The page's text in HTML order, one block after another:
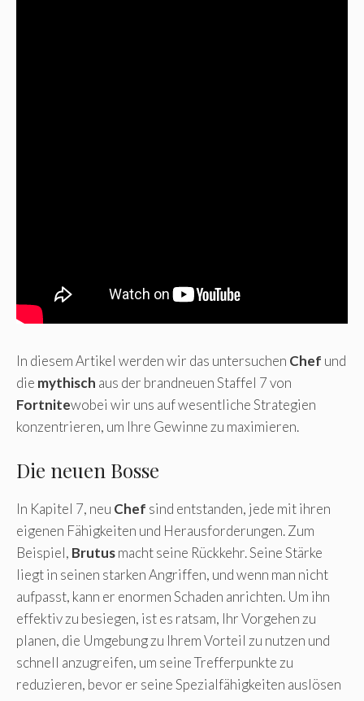
In diesem Artikel werden wir das untersuchen Chef und
die mythisch aus der brandneuen Staffel 7 von
Fortnitewobei wir uns auf wesentliche Strategien
konzentrieren, um Ihre Gewinne zu maximieren.
Die neuen Bosse
In Kapitel 7, neu Chef sind entstanden, jede mit ihren
eigenen Fähigkeiten und Herausforderungen. Zum
Beispiel, Brutusmacht seine Rückkehr. Seine Stärke
liegt in seinen starken Angriffen, und wenn man nicht
aufpasst, kann er enormen Schaden anrichten. Um ihn
effektiv zu besiegen, ist es ratsam, Ihr Vorgehen zu
planen, die Umgebung zu Ihrem Vorteil zu nutzen und
schnell anzugreifen, um seine Trefferpunkte zu
reduzieren, bevor er seine Spezialfähigkeiten auslösen